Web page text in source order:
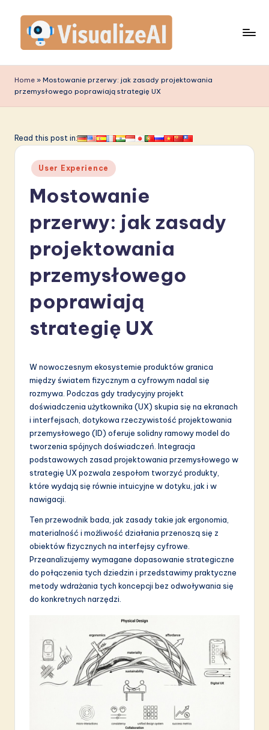
content
is
u
li
A
in
A
&
S
o
Home » Mostowanie przerwy: jak zasady projektowania
przemysłowego poprawiają strategię UX
Read this post in:
Posted
in
User Experience
Mostowanie
przerwy: jak zasady
projektowania
przemysłowego
poprawiają
strategię UX
W nowoczesnym ekosystemie produktów granica
między światem fizycznym a cyfrowym nadal się
rozmywa. Podczas gdy tradycyjny projekt
doświadczenia użytkownika (UX) skupia się na ekranach
i interfejsach, dotykowa rzeczywistość projektowania
przemysłowego (ID) oferuje solidny ramowy model do
tworzenia spójnych doświadczeń. Integracja
podstawowych zasad projektowania przemysłowego w
strategię UX pozwala zespołom tworzyć produkty,
które wydają się równie intuicyjne w dotyku, jak i w
nawigacji.
Ten przewodnik bada, jak zasady takie jak ergonomia,
materialność i możliwość działania przenoszą się z
obiektów fizycznych na interfejsy cyfrowe.
Przeanalizujemy wymagane dopasowanie strategiczne
do połączenia tych dziedzin i przedstawimy praktyczne
metody wdrażania tych koncepcji bez odwoływania się
do konkretnych narzędzi.